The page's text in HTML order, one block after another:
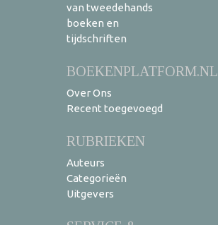
van tweedehands
boeken en
tijdschriften
BOEKENPLATFORM.NL
Over Ons
Recent toegevoegd
RUBRIEKEN
Auteurs
Categorieën
Uitgevers